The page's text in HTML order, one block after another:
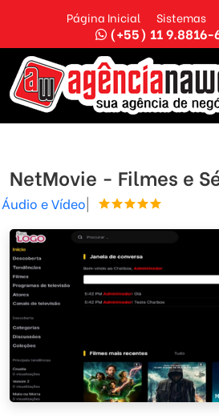
Página Inicial Sistemas
(+55) 11 9.8816-
NetMovie - Filmes e
Áudio e Vídeo|